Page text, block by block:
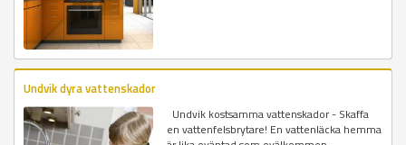
Undvik dyra vattenskador
Undvik kostsamma vattenskador - Skaffa
en vattenfelsbrytare! En vattenläcka hemma